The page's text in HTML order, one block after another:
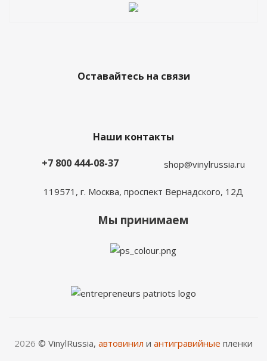
Оставайтесь на связи
Наши контакты
+7 800 444-08-37
shop@vinylrussia.ru
119571, г. Москва, проспект Вернадского, 12Д
Мы принимаем
2026 © VinylRussia, автовинил и антигравийные пленки